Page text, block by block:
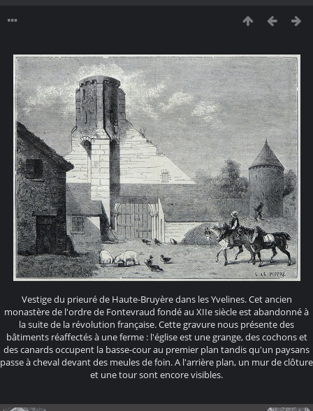
Vestige du prieuré de Haute-Bruyère dans les Yvelines. Cet ancien
monastère de l'ordre de Fontevraud fondé au XIIe siècle est abandonné à
la suite de la révolution française. Cette gravure nous présente des
bâtiments réaffectés à une ferme : l'église est une grange, des cochons et
des canards occupent la basse-cour au premier plan tandis qu'un paysans
passe à cheval devant des meules de foin. A l'arrière plan, un mur de clôture
et une tour sont encore visibles.